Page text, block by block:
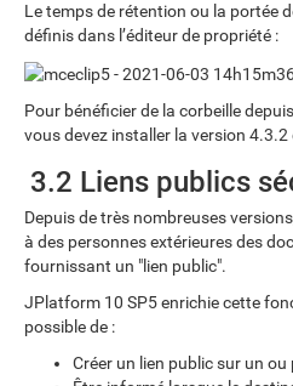
Le temps de rétention ou la portée
définis dans l’éditeur de propriété :
Pour bénéficier de la corbeille
vous devez installer la version 4.3.2
3.2 Liens publics
Depuis de très nombreuses
à des personnes extérieures des
fournissant un "lien public".
JPlatform 10 SP5 enrichie cette
possible de :
Créer un lien public sur un